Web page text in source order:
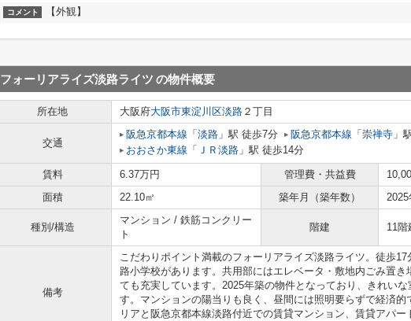
コメント 【外観】
フォーリアライズ淡路ライツ の物件概要
所在地 大阪府大阪市東淀川区淡路 ２丁目
交通
阪急京都本線 「 淡路 」駅 徒歩7分 阪急京都本線 「 崇禅寺 」
おおさか東線 「 ＪＲ淡路 」駅 徒歩14分
賃料 6.37万円 管理費・共益費
面積
22.10㎡ 築年月（築年数）
種別/構造
マンション / 鉄筋コンクリー
ト
階建 11階
備考
こだわりポイント満載のフォーリアライズ淡路ライツ。徒歩
路小学校があります。共用部にはエレベータ・敷地内ごみ置き
ても充実しています。2025年築の物件となっており、きれいな
す。マンションの陽当りも良く、昼間には照明要らずで経済的
リアと阪急京都本線淡路付近での賃貸マンション、賃貸アパー